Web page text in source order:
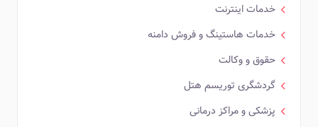
خدمات اینترنت
خدمات هاستینگ و فروش دامنه
حقوق و وکالت
گردشگری توریسم هتل
پزشکی و مراکز درمانی